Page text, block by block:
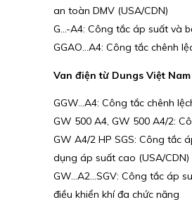
an toàn DMV (USA/CDN)
G…-A4: Công tắc áp suất và
GGAO…A4: Công tắc chênh
Van điện từ Dungs Việt Nam
GGW…A4: Công tắc chênh
GW 500 A4, GW 500 A4/2:
GW A4/2 HP SGS: Công tắc
dụng áp suất cao (USA/CDN)
GW…A2…SGV: Công tắc áp
điều khiển khí đa chức năng